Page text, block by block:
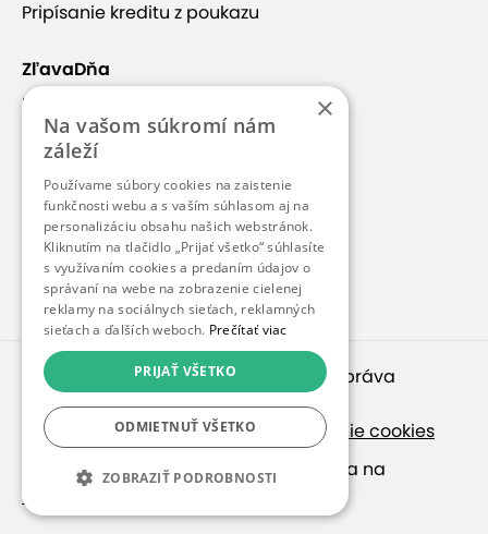
Pripísanie kreditu z poukazu
ZľavaDňa
Náš príbeh
Kontakt
Kariéra
Blog
Pre médiá
Pre partnerov
© 2010 – 2026inspirago s. r. o.
. Všetky práva
vyhradené.
Ochrana osobných údajov|
Nastavenie cookies
Ak hľadáte ponuky v češtine, pozrite sa na
SlevaDne.cz
×
Na vašom súkromí nám
záleží
Používame súbory cookies na zaistenie
funkčnosti webu a s vaším súhlasom aj na
personalizáciu obsahu našich webstránok.
Kliknutím na tlačidlo „Prijať všetko“ súhlasíte
s využívaním cookies a predaním údajov o
správaní na webe na zobrazenie cielenej
reklamy na sociálnych sieťach, reklamných
sieťach a ďalších weboch. Prečítať viac
PRIJAŤ VŠETKO
ODMIETNUŤ VŠETKO
ZOBRAZIŤ PODROBNOSTI